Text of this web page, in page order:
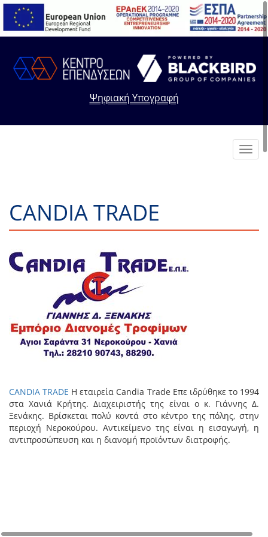
Ψηφιακή Υπογραφή
CANDIA TRADE
CANDIA TRADE Η εταιρεία Candia Trade Επε ιδρύθηκε το 1994
στα Χανιά Κρήτης. Διαχειριστής της είναι ο κ. Γιάννης Δ.
Ξενάκης. Βρίσκεται πολύ κοντά στο κέντρο της πόλης, στην
περιοχή Νεροκούρου. Αντικείμενο της είναι η εισαγωγή, η
αντιπροσώπευση και η διανομή προϊόντων διατροφής.